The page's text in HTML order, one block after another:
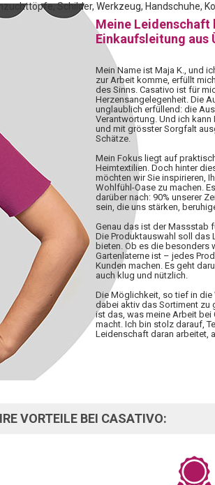
Schilder, Werkzeug, Handschuhe,
Meine Leidenschaft
Einkaufsleitung aus
Mein Name ist Maja K., und
zur Arbeit komme, erfüllt
des Sinns. Casativo ist für
Herzensangelegenheit. Die
unglaublich erfüllend: die
Verantwortung. Und ich kann
und mit grösster Sorgfalt
Schätze.
Mein Fokus liegt auf
Heimtextilien. Doch hinter
möchten wir Sie inspirieren,
Wohlfühl-Oase zu machen.
darüber nach: 90% unserer
sein, die uns stärken,
Genau das ist der Massstab
Die Produktauswahl soll das
bieten. Ob es die besonders
Gartenlaterne ist – jedes
Kunden machen. Es geht
auch klug und nützlich.
Die Möglichkeit, so tief in die
dabei aktiv das Sortiment zu
ist das, was meine Arbeit bei
macht. Ich bin stolz darauf,
Leidenschaft daran arbeitet,
VORTEILE BEI CASATIVO: